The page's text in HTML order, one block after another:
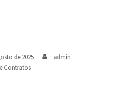
de 2025
admin
Contratos